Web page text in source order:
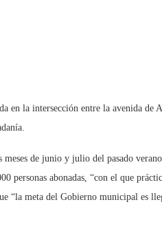
en la intersección entre la avenida
de junio y julio del pasado
personas abonadas, “con el que
“la meta del Gobierno municipal es